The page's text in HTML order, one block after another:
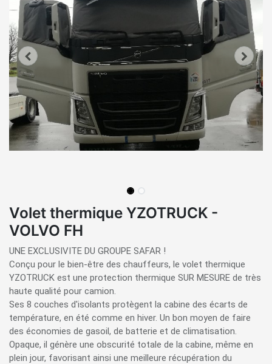
Volet thermique YZOTRUCK -
VOLVO FH
UNE EXCLUSIVITE DU GROUPE SAFAR !
Conçu pour le bien-être des chauffeurs, le volet thermique
YZOTRUCK est une protection thermique SUR MESURE de très
haute qualité pour camion.
Ses 8 couches d'isolants protègent la cabine des écarts de
température, en été comme en hiver. Un bon moyen de faire
des économies de gasoil, de batterie et de climatisation.
Opaque, il génère une obscurité totale de la cabine, même en
plein jour, favorisant ainsi une meilleure récupération du